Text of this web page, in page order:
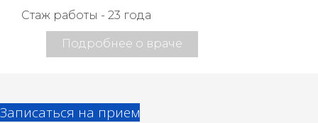
Стаж работы - 23 года
Подробнее о враче
Записаться на прием